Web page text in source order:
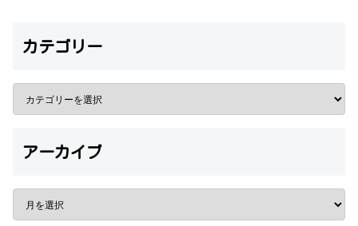
カテゴリー
アーカイブ